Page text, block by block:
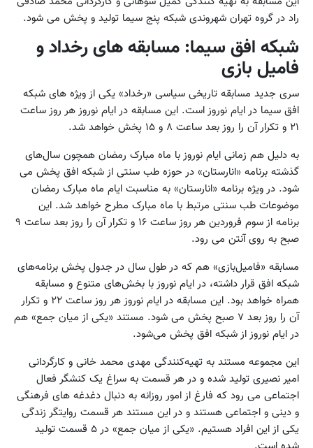
راد در گروه تهران شهروندی شبکه پنج سیما تولید و پخش می شود.
شبکه افق سیما: مسابقه های رخداد و
فامیل بازی
سری جدید مسابقه تاریخی سیاسی «رخداد» یکی از ویژه ‌های شبکه
افق سیما در ایام نوروز است. این مسابقه در ایام نوروز هر روز ساعت
۲۱ و تکرار آن را روز بعد ساعت ۸ و ۱۵ پخش خواهد شد.
به دلیل هم زمانی ایام نوروز با ماه مبارک رمضان همچون سال‌های
گذشته برنامه «انارستان» در حوزه طب سنتی از شبکه افق پخش می
شود. در ویژه برنامه «انارستان» به مناسبت ایام ماه مبارک رمضان
موضوعات طب سنتی مرتبط با ماه مبارک مطرح خواهد شد. این
برنامه از سوم فروردین هر روز ساعت ۱۶ و تکرار آن را روز بعد ساعت ۹
صبح به روی آنتن می رود.
مسابقه «فامیل‌بازی» هم که در طول سال در جدول پخش برنامه‌های
شبکه افق قرار داشته، در ایام نوروز با بخش‌های متنوع و مسابقه‌
همراه خواهد بود. این مسابقه در ایام نوروز هر روز ساعت ۲۲ و تکرار
آن را روز بعد ۷ صبح پخش می شود. مستند «یکی از میان جمع» هم
در ایام نوروز از شبکه افق پخش می‌شود.
این مجموعه مستند به تهیه‌کنندگی مهدی محمد خانی و کارگردانی
امیر نصیری تولید شده و در هر قسمت به سراغ یک کنشگر فعال
اجتماعی می رود که فارغ از امور روزانه به دنبال دغدغه های فرهنگی
و دینی و اجتماعی هستند و در این مستند هر قسمت روایتگر زندگی
یکی از این افراد هستیم. «یکی از میان جمع» در ۵ قسمت تولید